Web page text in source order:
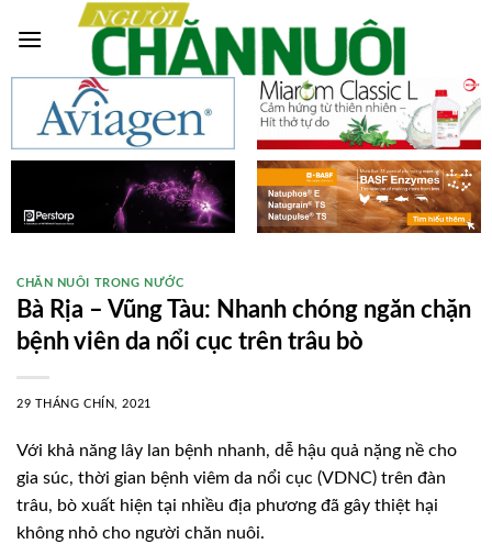
CHĂN NUÔI TRONG NƯỚC
Bà Rịa – Vũng Tàu: Nhanh chóng ngăn chặn
bệnh viên da nổi cục trên trâu bò
29 THÁNG CHÍN, 2021
Với khả năng lây lan bệnh nhanh, dễ hậu quả nặng nề cho
gia súc, thời gian bệnh viêm da nổi cục (VDNC) trên đàn
trâu, bò xuất hiện tại nhiều địa phương đã gây thiệt hại
không nhỏ cho người chăn nuôi.